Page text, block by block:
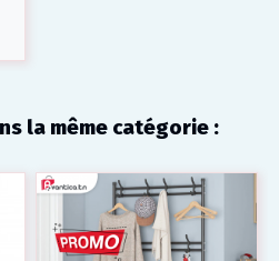
la même catégorie :